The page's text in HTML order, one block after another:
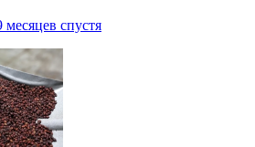
месяцев спустя